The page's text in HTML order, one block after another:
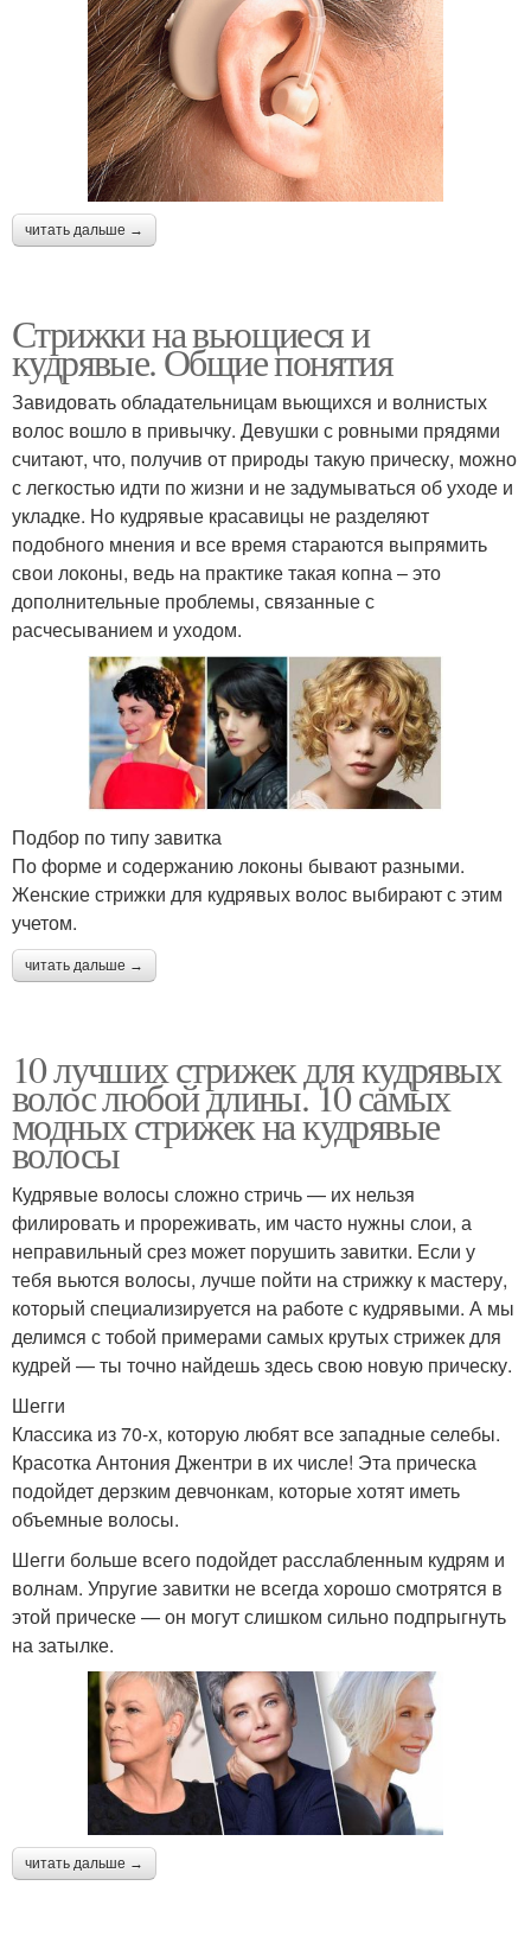
читать дальше →
Стрижки на вьющиеся и
кудрявые. Общие понятия
Завидовать обладательницам вьющихся и волнистых
волос вошло в привычку. Девушки с ровными прядями
считают, что, получив от природы такую прическу, можно
с легкостью идти по жизни и не задумываться об уходе и
укладке. Но кудрявые красавицы не разделяют
подобного мнения и все время стараются выпрямить
свои локоны, ведь на практике такая копна – это
дополнительные проблемы, связанные с
расчесыванием и уходом.
Подбор по типу завитка
По форме и содержанию локоны бывают разными.
Женские стрижки для кудрявых волос выбирают с этим
учетом.
читать дальше →
10 лучших стрижек для кудрявых
волос любой длины. 10 самых
модных стрижек на кудрявые
волосы
Кудрявые волосы сложно стричь — их нельзя
филировать и прореживать, им часто нужны слои, а
неправильный срез может порушить завитки. Если у
тебя вьются волосы, лучше пойти на стрижку к мастеру,
который специализируется на работе с кудрявыми. А мы
делимся с тобой примерами самых крутых стрижек для
кудрей — ты точно найдешь здесь свою новую прическу.
Шегги
Классика из 70-х, которую любят все западные селебы.
Красотка Антония Джентри в их числе! Эта прическа
подойдет дерзким девчонкам, которые хотят иметь
объемные волосы.
Шегги больше всего подойдет расслабленным кудрям и
волнам. Упругие завитки не всегда хорошо смотрятся в
этой прическе — он могут слишком сильно подпрыгнуть
на затылке.
читать дальше →